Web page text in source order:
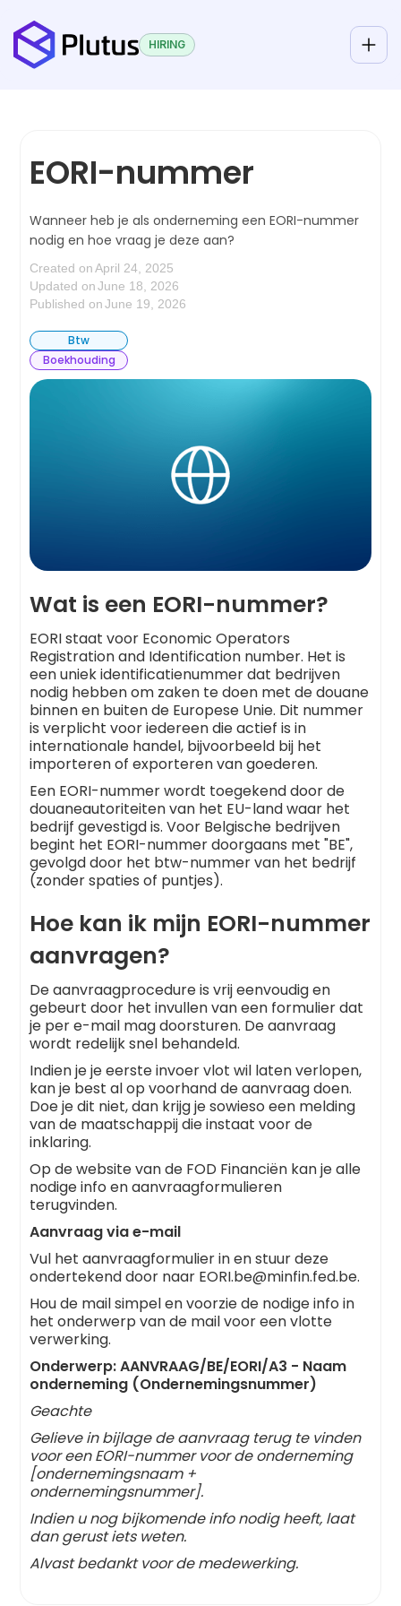
HIRING
EORI-nummer
Wanneer heb je als onderneming een EORI-nummer
nodig en hoe vraag je deze aan?
Created on April 24, 2025
Updated on June 18, 2026
Published on June 19, 2026
Btw
Boekhouding
Wat is een EORI-nummer?
EORI staat voor Economic Operators
Registration and Identification number. Het is
een uniek identificatienummer dat bedrijven
nodig hebben om zaken te doen met de douane
binnen en buiten de Europese Unie. Dit nummer
is verplicht voor iedereen die actief is in
internationale handel, bijvoorbeeld bij het
importeren of exporteren van goederen.
Een EORI-nummer wordt toegekend door de
douaneautoriteiten van het EU-land waar het
bedrijf gevestigd is. Voor Belgische bedrijven
begint het EORI-nummer doorgaans met "BE",
gevolgd door het btw-nummer van het bedrijf
(zonder spaties of puntjes).
Hoe kan ik mijn EORI-nummer
aanvragen?
De aanvraagprocedure is vrij eenvoudig en
gebeurt door het invullen van een formulier dat
je per e-mail mag doorsturen. De aanvraag
wordt redelijk snel behandeld.
Indien je je eerste invoer vlot wil laten verlopen,
kan je best al op voorhand de aanvraag doen.
Doe je dit niet, dan krijg je sowieso een melding
van de maatschappij die instaat voor de
inklaring.
Op de website van de FOD Financiën kan je alle
nodige info en aanvraagformulieren
terugvinden.
Aanvraag via e-mail
Vul het aanvraagformulier in en stuur deze
ondertekend door naar EORI.be@minfin.fed.be.
Hou de mail simpel en voorzie de nodige info in
het onderwerp van de mail voor een vlotte
verwerking.
Onderwerp: AANVRAAG/BE/EORI/A3 - Naam
onderneming (Ondernemingsnummer)
Geachte
Gelieve in bijlage de aanvraag terug te vinden
voor een EORI-nummer voor de onderneming
[ondernemingsnaam +
ondernemingsnummer].
Indien u nog bijkomende info nodig heeft, laat
dan gerust iets weten.
Alvast bedankt voor de medewerking.